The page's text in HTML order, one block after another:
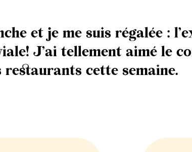
et je me suis régalée :
J’ai tellement aimé le
restaurants cette semaine.